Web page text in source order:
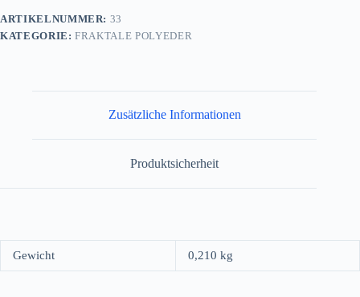
ARTIKELNUMMER: 33
KATEGORIE:FRAKTALE POLYEDER
Zusätzliche Informationen
Produktsicherheit
Gewicht 0,210 kg